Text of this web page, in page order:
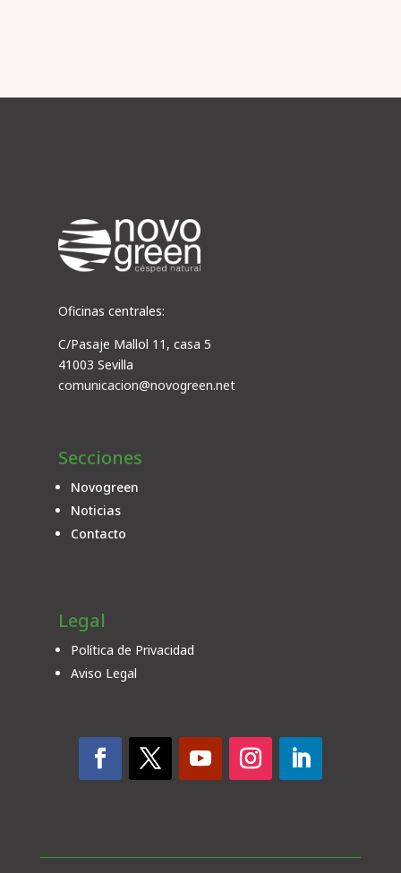
Oficinas centrales:
C/Pasaje Mallol 11, casa 5
41003 Sevilla
comunicacion@novogreen.net
Secciones
Novogreen
Noticias
Contacto
Legal
Política de Privacidad
Aviso Legal